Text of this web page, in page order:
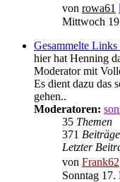
von rowa61
Mittwoch
Gesammelte
hier hat Henning
Moderator mit
Es dient dazu das
gehen..
Moderatoren:
35 Themen
371 Beiträge
Letzter
von Frank62
Sonntag 17.